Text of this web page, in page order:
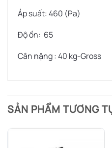
Áp suất: 460 (Pa)
Độ ồn: 65
Cân nặng : 40 kg-Gross
SẢN PHẨM TƯƠNG